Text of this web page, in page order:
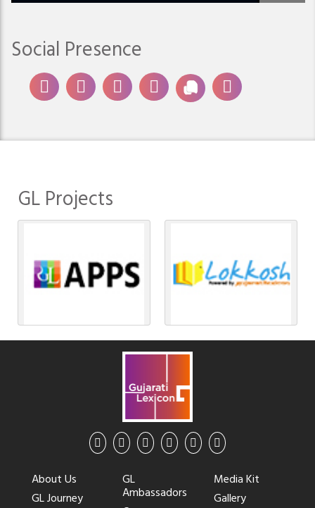
Social Presence
GL Projects
About Us
GL Journey
GL
Ambassadors
Media Kit
Gallery